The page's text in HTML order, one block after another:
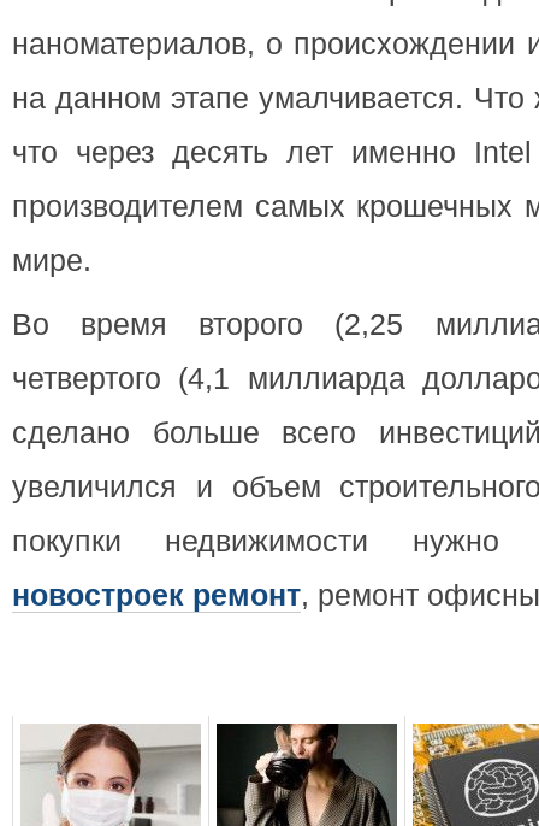
наноматериалов, о происхождении
на данном этапе умалчивается. Что
что через десять лет именно
производителем самых крошечных
мире.
Во время второго (2,25
четвертого (4,1 миллиарда
сделано больше всего
увеличился и объем
покупки недвижимости
новостроек ремонт, ремонт